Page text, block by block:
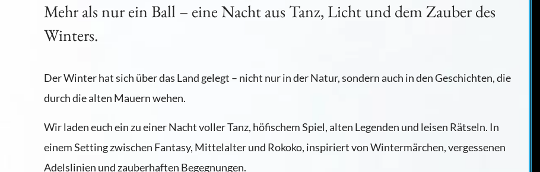
Mehr als nur ein Ball – eine Nacht aus Tanz, Licht und dem Zauber des
Winters.
Der Winter hat sich über das Land gelegt – nicht nur in der Natur, sondern auch in den Geschichten, die
durch die alten Mauern wehen.
Wir laden euch ein zu einer Nacht voller Tanz, höfischem Spiel, alten Legenden und leisen Rätseln. In
einem Setting zwischen Fantasy, Mittelalter und Rokoko, inspiriert von Wintermärchen, vergessenen
Adelslinien und zauberhaften Begegnungen.